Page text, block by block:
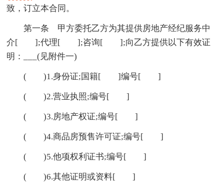
致，订立本合同。
第一条 甲方委托乙方为其提供房地产经纪服务中
介[ ];代理[ ];咨询[ ];向乙方提供以下有效证
明：___(见附件一)
( )1.身份证;国籍[ ]编号[ ]
( )2.营业执照;编号[ ]
( )3.房地产权证;编号[ ]
( )4.商品房预售许可证;编号[ ]
( )5.他项权利证书;编号[ ]
( )6.其他证明或资料[ ]